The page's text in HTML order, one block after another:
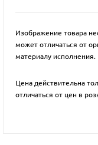
Изображение товара
может отличаться от
материалу исполнения.
Цена действительна
отличаться от цен в